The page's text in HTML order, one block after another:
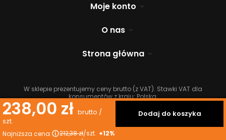
238,00 zł brutto /
szt.
Najniższa cena: 212,38 zł/szt. +12%
Dodaj do koszyka
Moje konto
O nas
Strona główna
W sklepie prezentujemy ceny brutto (z VAT). Stawki VAT dla
konsumentów z kraju:Polska.